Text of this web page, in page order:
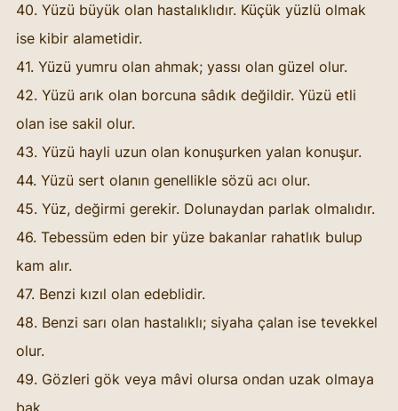
40. Yüzü büyük olan hastalıklıdır. Küçük yüzlü olmak
ise kibir alametidir.
41. Yüzü yumru olan ahmak; yassı olan güzel olur.
42. Yüzü arık olan borcuna sâdık değildir. Yüzü etli
olan ise sakil olur.
43. Yüzü hayli uzun olan konuşurken yalan konuşur.
44. Yüzü sert olanın genellikle sözü acı olur.
45. Yüz, değirmi gerekir. Dolunaydan parlak olmalıdır.
46. Tebessüm eden bir yüze bakanlar rahatlık bulup
kam alır.
47. Benzi kızıl olan edeblidir.
48. Benzi sarı olan hastalıklı; siyaha çalan ise tevekkel
olur.
49. Gözleri gök veya mâvi olursa ondan uzak olmaya